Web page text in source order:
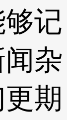
记
杂
期